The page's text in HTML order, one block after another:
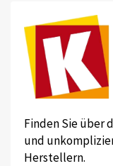
Finden Sie über
und
Herstellern.